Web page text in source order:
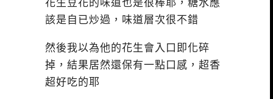
花生豆花的味道也是很棒耶，糖水應
該是自已炒過，味道層次很不錯
然後我以為他的花生會入口即化碎
掉，結果居然還保有一點口感，超香
超好吃的耶